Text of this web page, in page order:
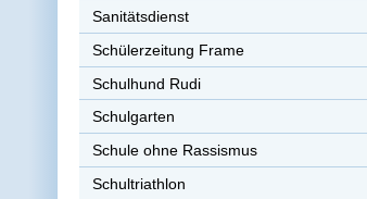
Sanitätsdienst
Schülerzeitung Frame
Schulhund Rudi
Schulgarten
Schule ohne Rassismus
Schultriathlon